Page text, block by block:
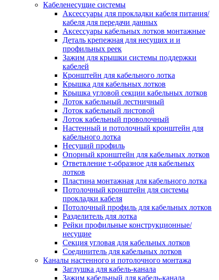
Проходная клеммная колодка
Торцевая клемма клеммной
Короба кабельные
Короб распределительный
Материал монтажный
Держатель кабельный зажимной
Зажим балочный
Зажим/клипса для крепления труб
Скоба крепежная
Скоба с гвоздем
Соединитель провода
Материалы для подключения
Аксессуары для
коробок/корпусов для монтажа в
и в потолке
Зажим безвинтовой клеммный
Коробка клеммная
Коробка распределительная для
Крышка для распределительной
коробки/корпуса для монтажа в
в потолке
Распределительная коробка/
монтажа в стене и в потолке
Распределительная коробка/
Система электромонтажных колонн
Электромонтажная колонна
Системы ввода для кабелей и проводов
Ввод кабельный/сальник
Уплотнитель для кабельного
Кабеленесущие системы
Аксессуары для прокладки кабеля питания/
кабеля для передачи данных
Аксессуары кабельных лотков монтажные
Деталь крепежная для несущих и и
профильных реек
Зажим для крышки системы поддержки
кабелей
Кронштейн для кабельного лотка
Крышка для кабельных лотков
Крышка угловой секции кабельных лотков
Лоток кабельный лестничный
Лоток кабельный листовой
Лоток кабельный проволочный
Настенный и потолочный кронштейн для
кабельного лотка
Несущий профиль
Опорный кронштейн для кабельных лотков
Ответвление т-образное для кабельных
лотков
Пластина монтажная для кабельного лотка
Потолочный кронштейн для системы
прокладки кабеля
Потолочный профиль для кабельных лотков
Разделитель для лотка
Рейки профильные конструкционные/
несущие
Секция угловая для кабельных лотков
Соединитель для кабельных лотков
Каналы настенного и потолочного монтажа
Заглушка для кабель-канала
Зажим кабельный для кабель-канала